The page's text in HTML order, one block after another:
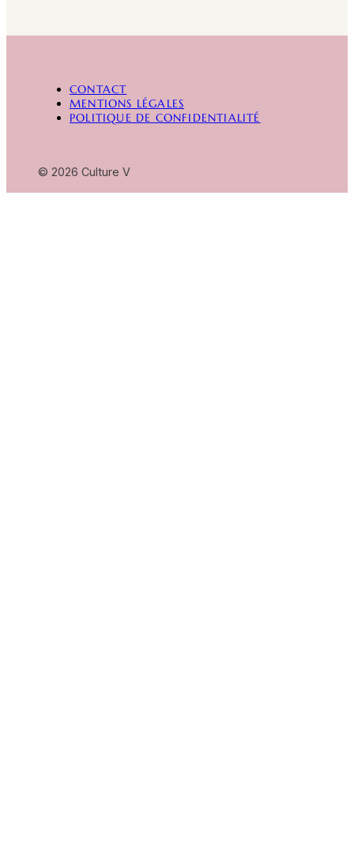
CONTACT
MENTIONS LÉGALES
POLITIQUE DE CONFIDENTIALITÉ
© 2026 Culture V